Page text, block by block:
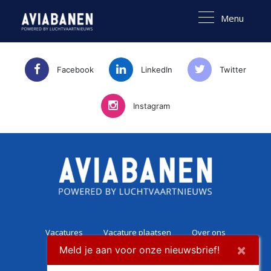
Menu
Facebook LinkedIn Twitter
Instagram
Vacatures Vacature plaatsen
Over ons
Career Experience
Contact
Meld je aan voor onze nieuwsbrief! ×